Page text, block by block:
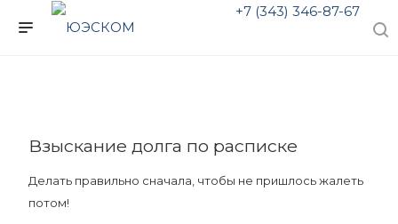
+7 (343) 346-87-67
Взыскание долга по расписке
Делать правильно сначала, чтобы не пришлось жалеть
потом!